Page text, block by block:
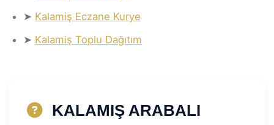
➤ Kalamiş Eczane Kurye
➤ Kalamiş Toplu Dağıtım
KALAMIŞ ARABALI